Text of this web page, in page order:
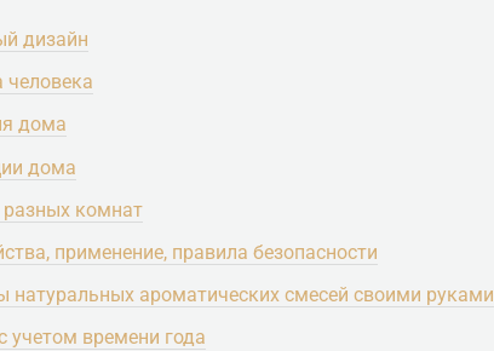
дизайн
человека
дома
дома
комнат
применение, правила безопасности
натуральных ароматических смесей своими руками
времени года